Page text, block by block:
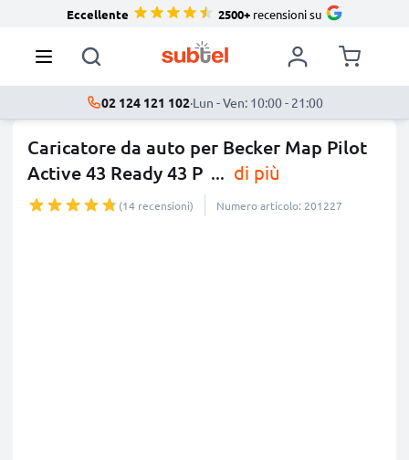
Eccellente 2500+recensioni su
02 124 121 102·Lun - Ven: 10:00 - 21:00
Caricatore da auto per Becker Map Pilot
Active 43 Ready 43 P ... di più
(14 recensioni) Numero articolo: 201227